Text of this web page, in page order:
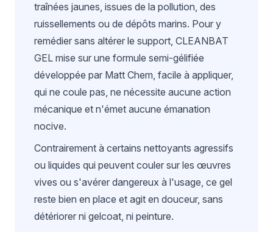
traînées jaunes, issues de la pollution, des
ruissellements ou de dépôts marins. Pour y
remédier sans altérer le support, CLEANBAT
GEL mise sur une formule semi-gélifiée
développée par Matt Chem, facile à appliquer,
qui ne coule pas, ne nécessite aucune action
mécanique et n'émet aucune émanation
nocive.
Contrairement à certains nettoyants agressifs
ou liquides qui peuvent couler sur les œuvres
vives ou s'avérer dangereux à l'usage, ce gel
reste bien en place et agit en douceur, sans
détériorer ni gelcoat, ni peinture.